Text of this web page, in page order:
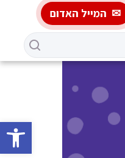
פתח
המייל האדום